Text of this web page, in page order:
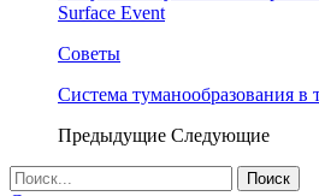
Surface Event
Советы
Система туманообразования
Предыдущие Следующие